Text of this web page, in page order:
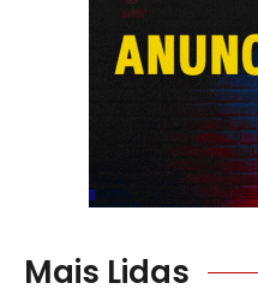
Mais Lidas